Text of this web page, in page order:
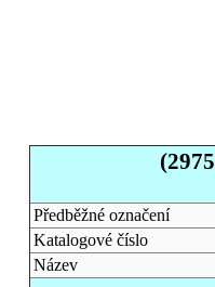
Předběžné označení
Katalogové číslo
Název